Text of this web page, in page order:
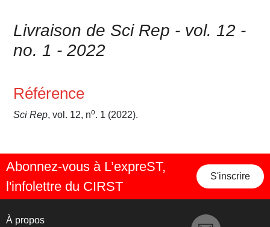
Livraison de Sci Rep - vol. 12 -
no. 1 - 2022
Référence
Sci Rep, vol. 12, no. 1 (2022).
Abonnez-vous à L’expreST,
l'infolettre du CIRST
S'inscrire
À propos